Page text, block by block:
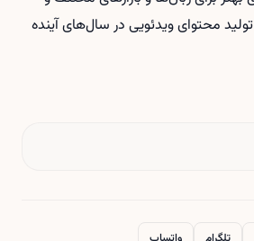
محتوای ویدئویی در سال‌های آینده